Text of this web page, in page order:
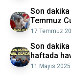
Son
Temmuz
da yağmur
17 Temmuz
Son
haftada
Mayıs)
11 Mayıs